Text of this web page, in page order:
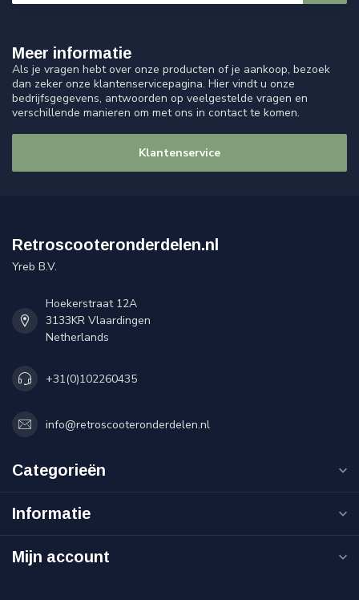
Meer informatie
Als je vragen hebt over onze producten of je aankoop, bezoek
dan zeker onze klantenservicepagina. Hier vindt u onze
bedrijfsgegevens, antwoorden op veelgestelde vragen en
verschillende manieren om met ons in contact te komen.
Klantenservice
Retroscooteronderdelen.nl
Yreb B.V.
Hoekerstraat 12A
3133KR Vlaardingen
Netherlands
+31(0)102260435
info@retroscooteronderdelen.nl
Categorieën
Informatie
Mijn account